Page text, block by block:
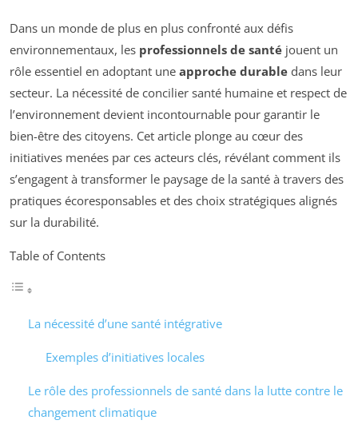
Dans un monde de plus en plus confronté aux défis
environnementaux, les professionnels de santé jouent un
rôle essentiel en adoptant une approche durable dans leur
secteur. La nécessité de concilier santé humaine et respect de
l’environnement devient incontournable pour garantir le
bien-être des citoyens. Cet article plonge au cœur des
initiatives menées par ces acteurs clés, révélant comment ils
s’engagent à transformer le paysage de la santé à travers des
pratiques écoresponsables et des choix stratégiques alignés
sur la durabilité.
Table of Contents
La nécessité d’une santé intégrative
Exemples d’initiatives locales
Le rôle des professionnels de santé dans la lutte contre le
changement climatique